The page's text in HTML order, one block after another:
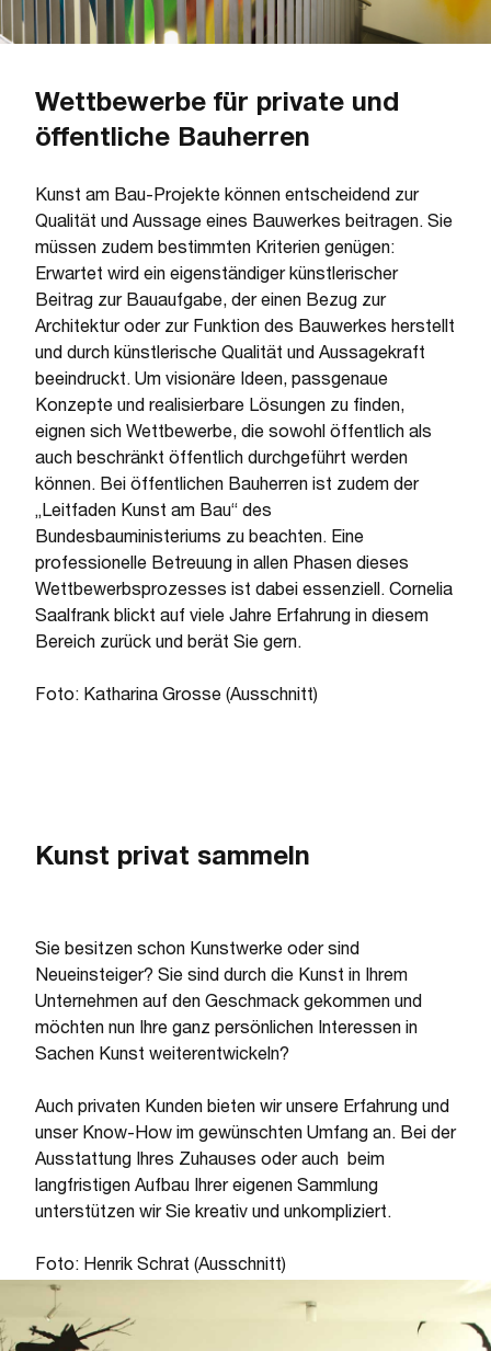
Wettbewerbe für private und
öffentliche Bauherren
Kunst am Bau-Projekte können entscheidend zur
Qualität und Aussage eines Bauwerkes beitragen. Sie
müssen zudem bestimmten Kriterien genügen:
Erwartet wird ein eigenständiger künstlerischer
Beitrag zur Bauaufgabe, der einen Bezug zur
Architektur oder zur Funktion des Bauwerkes herstellt
und durch künstlerische Qualität und Aussagekraft
beeindruckt. Um visionäre Ideen, passgenaue
Konzepte und realisierbare Lösungen zu finden,
eignen sich Wettbewerbe, die sowohl öffentlich als
auch beschränkt öffentlich durchgeführt werden
können. Bei öffentlichen Bauherren ist zudem der
„Leitfaden Kunst am Bau“ des
Bundesbauministeriums zu beachten. Eine
professionelle Betreuung in allen Phasen dieses
Wettbewerbsprozesses ist dabei essenziell. Cornelia
Saalfrank blickt auf viele Jahre Erfahrung in diesem
Bereich zurück und berät Sie gern.
Foto: Katharina Grosse (Ausschnitt)
Kunst privat sammeln
Sie besitzen schon Kunstwerke oder sind
Neueinsteiger? Sie sind durch die Kunst in Ihrem
Unternehmen auf den Geschmack gekommen und
möchten nun Ihre ganz persönlichen Interessen in
Sachen Kunst weiterentwickeln?
Auch privaten Kunden bieten wir unsere Erfahrung und
unser Know-How im gewünschten Umfang an. Bei der
Ausstattung Ihres Zuhauses oder auch beim
langfristigen Aufbau Ihrer eigenen Sammlung
unterstützen wir Sie kreativ und unkompliziert.
Foto: Henrik Schrat (Ausschnitt)